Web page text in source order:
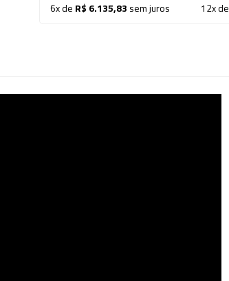
6x de R$ 6.135,83 sem juros
12x de